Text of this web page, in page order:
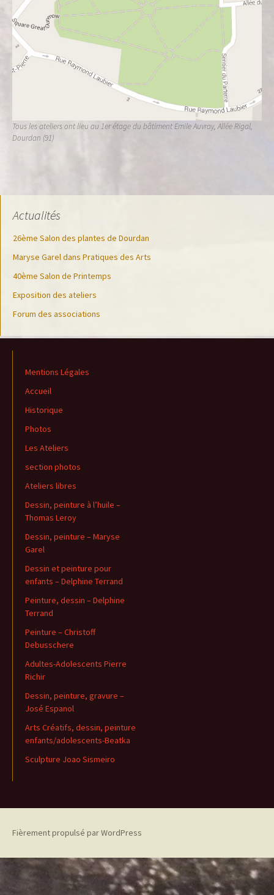
Tous les ateliers ont lieu au 1er étage du bâtiment Emile Auvray, Allée Rigal,
Dourdan (91)
Actualités
26ème Salon des plantes de Dourdan
Maryse Garel dans Pratiques des Arts
40ème Salon de Printemps
Exposition des ateliers
Forum des associations
Mentions Légales
Accueil
Historique
Photos
Les Ateliers
section photos
Ateliers libres
Dessin, peinture à l’huile –
Thomas Leroy
Dessin, peinture – Maryse
Garel
Dessin et peinture pour
enfants – Delphine Terrand
Peinture, dessin – Delphine
Terrand
Peinture – Christoff
Debusschere
Adultes-Adolescents Pierre
Richir
Dessin, peinture, gravure –
José Espanol
Arts Créatifs, dessin, peinture
enfants/adolescents-Beatka
Sculpture Joao Sismeiro
Fièrement propulsé par WordPress